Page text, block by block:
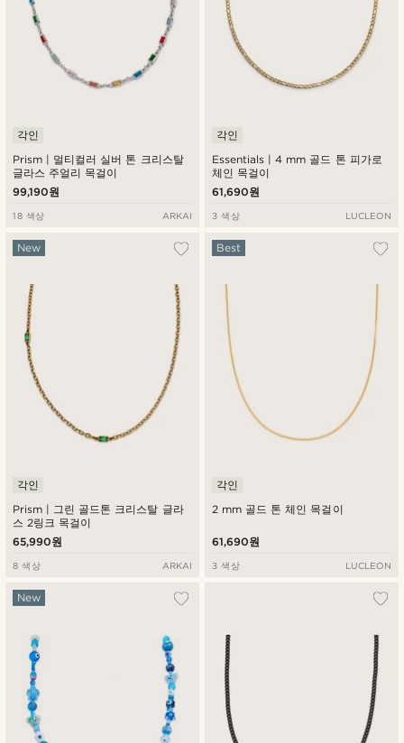
Prism | 멀티컬러 실버 톤 크리스탈
글라스 주얼리 목걸이
각인
99,190원
18 색상 ARKAI
Essentials | 4 mm 골드 톤 피가로
체인 목걸이
각인
61,690원
3 색상 LUCLEON
Prism | 그린 골드톤 크리스탈 글라
스 2링크 목걸이
New
각인
65,990원
8 색상 ARKAI
2 mm 골드 톤 체인 목걸이
Best
각인
61,690원
3 색상 LUCLEON
New